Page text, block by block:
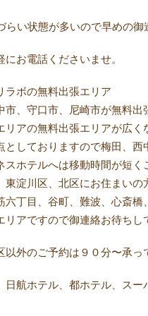
らい状態が多いので早めの御
お電話くださいませ。
ボの無料出張エリア
、守口市、尼崎市が無料出
リアの無料出張エリアが広く
としておりますので梅田、
ホテルへは移動時間が短く
淀川区、北区にお住まいの
六丁目、谷町、難波、心斎橋
アですので御連絡お待ちし
外のご予約は９０分〜承っ
日航ホテル、都ホテル、ス